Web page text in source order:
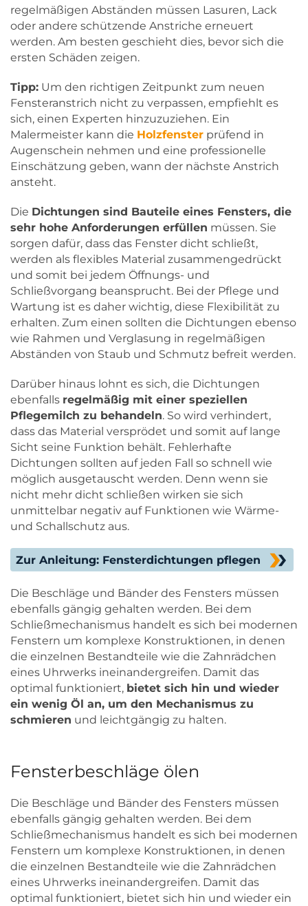
regelmäßigen Abständen müssen Lasuren, Lack
oder andere schützende Anstriche erneuert
werden. Am besten geschieht dies, bevor sich die
ersten Schäden zeigen.
Tipp: Um den richtigen Zeitpunkt zum neuen
Fensteranstrich nicht zu verpassen, empfiehlt es
sich, einen Experten hinzuzuziehen. Ein
Malermeister kann die Holzfenster prüfend in
Augenschein nehmen und eine professionelle
Einschätzung geben, wann der nächste Anstrich
ansteht.
Die Dichtungen sind Bauteile eines Fensters, die
sehr hohe Anforderungen erfüllen müssen. Sie
sorgen dafür, dass das Fenster dicht schließt,
werden als flexibles Material zusammengedrückt
und somit bei jedem Öffnungs- und
Schließvorgang beansprucht. Bei der Pflege und
Wartung ist es daher wichtig, diese Flexibilität zu
erhalten. Zum einen sollten die Dichtungen ebenso
wie Rahmen und Verglasung in regelmäßigen
Abständen von Staub und Schmutz befreit werden.
Darüber hinaus lohnt es sich, die Dichtungen
ebenfalls regelmäßig mit einer speziellen
Pflegemilch zu behandeln. So wird verhindert,
dass das Material versprödet und somit auf lange
Sicht seine Funktion behält. Fehlerhafte
Dichtungen sollten auf jeden Fall so schnell wie
möglich ausgetauscht werden. Denn wenn sie
nicht mehr dicht schließen wirken sie sich
unmittelbar negativ auf Funktionen wie Wärme-
und Schallschutz aus.
Zur Anleitung: Fensterdichtungen pflegen
Die Beschläge und Bänder des Fensters müssen
ebenfalls gängig gehalten werden. Bei dem
Schließmechanismus handelt es sich bei modernen
Fenstern um komplexe Konstruktionen, in denen
die einzelnen Bestandteile wie die Zahnrädchen
eines Uhrwerks ineinandergreifen. Damit das
optimal funktioniert, bietet sich hin und wieder
ein wenig Öl an, um den Mechanismus zu
schmieren und leichtgängig zu halten.
Fensterbeschläge ölen
Die Beschläge und Bänder des Fensters müssen
ebenfalls gängig gehalten werden. Bei dem
Schließmechanismus handelt es sich bei modernen
Fenstern um komplexe Konstruktionen, in denen
die einzelnen Bestandteile wie die Zahnrädchen
eines Uhrwerks ineinandergreifen. Damit das
optimal funktioniert, bietet sich hin und wieder ein